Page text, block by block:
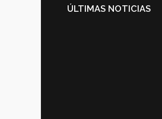
ÚLTIMAS NOTICIAS